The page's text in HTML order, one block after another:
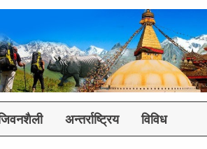
अन्तर्राष्ट्रिय विविध